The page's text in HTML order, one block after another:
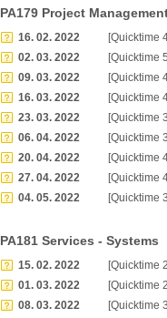
PA179 Project
16. 02. 2022
[Quicktime
02. 03. 2022
[Quicktime
09. 03. 2022
[Quicktime
16. 03. 2022
[Quicktime
23. 03. 2022
[Quicktime
06. 04. 2022
[Quicktime
20. 04. 2022
[Quicktime
27. 04. 2022
[Quicktime
04. 05. 2022
[Quicktime
PA181 Services - Systems
15. 02. 2022
[Quicktime
01. 03. 2022
[Quicktime
08. 03. 2022
[Quicktime